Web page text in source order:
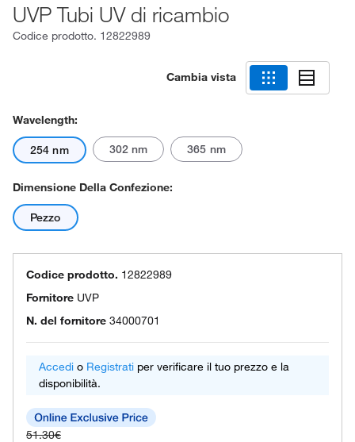
UVP Tubi UV di ricambio
Codice prodotto. 12822989
Cambia vista
Wavelength:
254 nm 302 nm 365 nm
Dimensione Della Confezione:
Pezzo
Codice prodotto. 12822989
Fornitore UVP
N. del fornitore 34000701
Accedi o Registrati per verificare il tuo prezzo e la
disponibilità.
51.30€